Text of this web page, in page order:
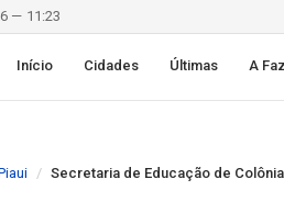
— 11:23
Início Cidades Últimas A
Secretaria de Educação de